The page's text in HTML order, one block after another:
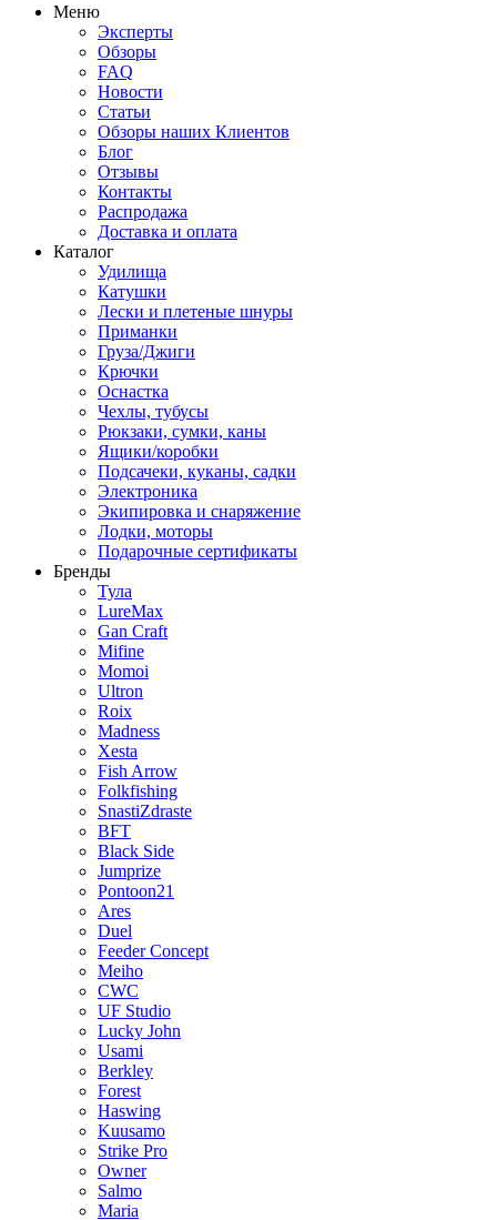
Меню
Эксперты
Обзоры
FAQ
Новости
Статьи
Обзоры наших Клиентов
Блог
Отзывы
Контакты
Распродажа
Доставка и оплата
Каталог
Удилища
Катушки
Лески и плетеные шнуры
Приманки
Груза/Джиги
Крючки
Оснастка
Чехлы, тубусы
Рюкзаки, сумки, каны
Ящики/коробки
Подсачеки, куканы, садки
Электроника
Экипировка и снаряжение
Лодки, моторы
Подарочные сертификаты
Бренды
Тула
LureMax
Gan Craft
Mifine
Momoi
Ultron
Roix
Madness
Xesta
Fish Arrow
Folkfishing
SnastiZdraste
BFT
Black Side
Jumprize
Pontoon21
Ares
Duel
Feeder Concept
Meiho
CWC
UF Studio
Lucky John
Usami
Berkley
Forest
Haswing
Kuusamo
Strike Pro
Owner
Salmo
Maria